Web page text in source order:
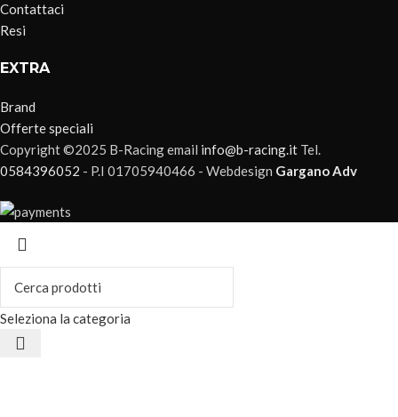
Contattaci
Resi
EXTRA
Brand
Offerte speciali
Copyright ©2025 B-Racing email info@b-racing.it Tel.
0584396052 - P.I 01705940466 - Webdesign Gargano Adv
Seleziona la categoria